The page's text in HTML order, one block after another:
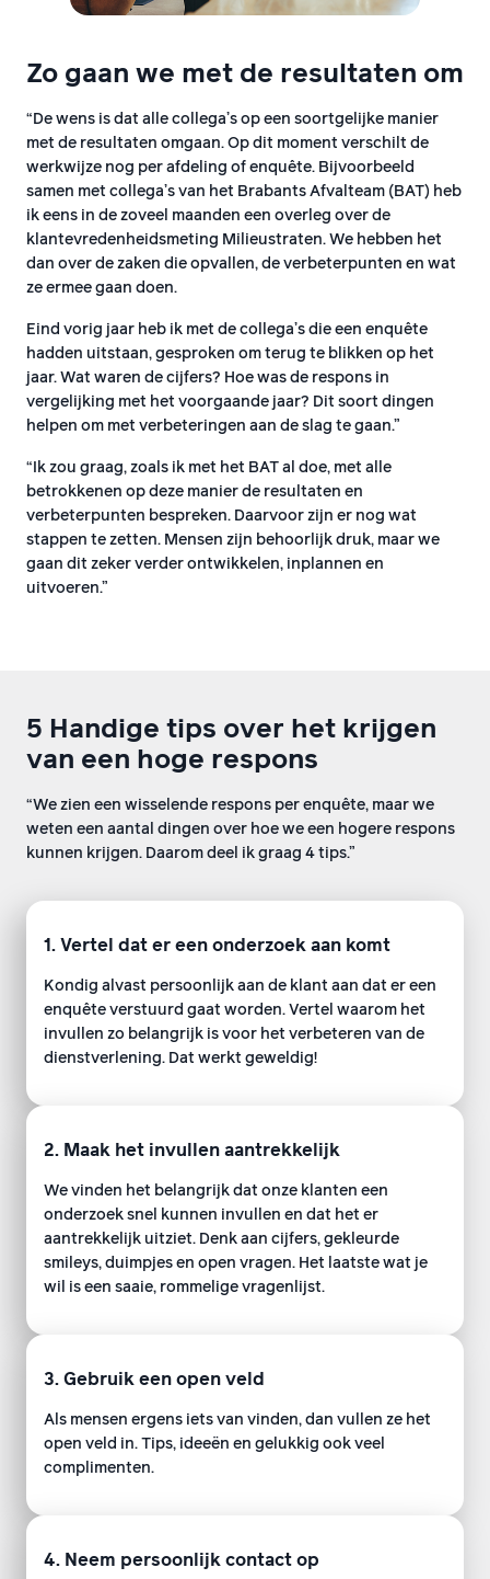
Zo gaan we met de resultaten om
“De wens is dat alle collega’s op een soortgelijke manier
met de resultaten omgaan. Op dit moment verschilt de
werkwijze nog per afdeling of enquête. Bijvoorbeeld
samen met collega’s van het Brabants Afvalteam (BAT) heb
ik eens in de zoveel maanden een overleg over de
klantevredenheidsmeting Milieustraten. We hebben het
dan over de zaken die opvallen, de verbeterpunten en wat
ze ermee gaan doen.
Eind vorig jaar heb ik met de collega’s die een enquête
hadden uitstaan, gesproken om terug te blikken op het
jaar. Wat waren de cijfers? Hoe was de respons in
vergelijking met het voorgaande jaar? Dit soort dingen
helpen om met verbeteringen aan de slag te gaan.”
“Ik zou graag, zoals ik met het BAT al doe, met alle
betrokkenen op deze manier de resultaten en
verbeterpunten bespreken. Daarvoor zijn er nog wat
stappen te zetten. Mensen zijn behoorlijk druk, maar we
gaan dit zeker verder ontwikkelen, inplannen en
uitvoeren.”
5 Handige tips over het krijgen
van een hoge respons
“We zien een wisselende respons per enquête, maar we
weten een aantal dingen over hoe we een hogere respons
kunnen krijgen. Daarom deel ik graag 4 tips.”
1. Vertel dat er een onderzoek aan komt
Kondig alvast persoonlijk aan de klant aan dat er een
enquête verstuurd gaat worden. Vertel waarom het
invullen zo belangrijk is voor het verbeteren van de
dienstverlening. Dat werkt geweldig!
2. Maak het invullen aantrekkelijk
We vinden het belangrijk dat onze klanten een
onderzoek snel kunnen invullen en dat het er
aantrekkelijk uitziet. Denk aan cijfers, gekleurde
smileys, duimpjes en open vragen. Het laatste wat je
wil is een saaie, rommelige vragenlijst.
3. Gebruik een open veld
Als mensen ergens iets van vinden, dan vullen ze het
open veld in. Tips, ideeën en gelukkig ook veel
complimenten.
4. Neem persoonlijk contact op